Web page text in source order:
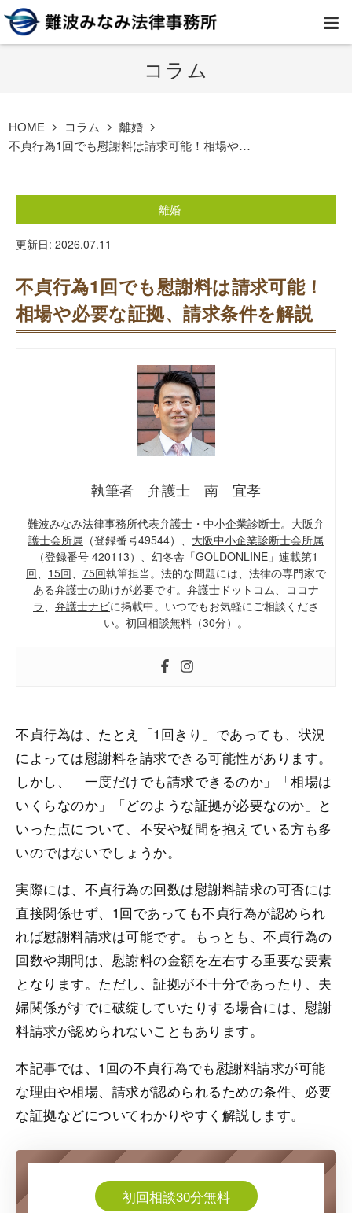
コラム
HOME コラム
離婚
不貞行為1回でも慰謝料は請求可能！相場や…
離婚
更新日: 2026.07.11
不貞行為1回でも慰謝料は請求可能！
相場や必要な証拠、請求条件を解説
執筆者 弁護士 南 宜孝
難波みなみ法律事務所代表弁護士・中小企業診断士。 大阪弁
護士会所属 （登録番号49544）、 大阪中小企業診断士会所属
（登録番号 420113）、幻冬舎「GOLDONLINE」連載第1
回、 15回、 75回執筆担当。法的な問題には、法律の専門家で
ある弁護士の助けが必要です。 弁護士ドットコム、 ココナ
ラ、 弁護士ナビに掲載中。いつでもお気軽にご相談くださ
い。初回相談無料（30分）。
不貞行為は、たとえ「1回きり」であっても、状況
によっては慰謝料を請求できる可能性があります。
しかし、「一度だけでも請求できるのか」「相場は
いくらなのか」「どのような証拠が必要なのか」と
いった点について、不安や疑問を抱えている方も多
いのではないでしょうか。
実際には、不貞行為の回数は慰謝料請求の可否には
直接関係せず、1回であっても不貞行為が認められ
れば慰謝料請求は可能です。もっとも、不貞行為の
回数や期間は、慰謝料の金額を左右する重要な要素
となります。ただし、証拠が不十分であったり、夫
婦関係がすでに破綻していたりする場合には、慰謝
料請求が認められないこともあります。
本記事では、1回の不貞行為でも慰謝料請求が可能
な理由や相場、請求が認められるための条件、必要
な証拠などについてわかりやすく解説します。
初回相談30分無料
HOME
取扱業務
費用